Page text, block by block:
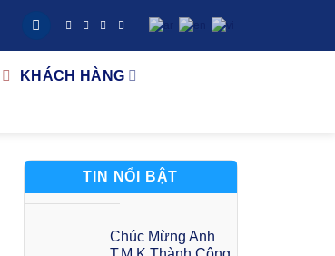
KHÁCH HÀNG
TIN NỔI BẬT
Chúc Mừng Anh